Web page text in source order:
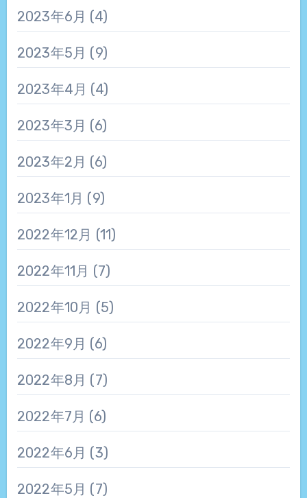
2023年6月 (4)
2023年5月 (9)
2023年4月 (4)
2023年3月 (6)
2023年2月 (6)
2023年1月 (9)
2022年12月 (11)
2022年11月 (7)
2022年10月 (5)
2022年9月 (6)
2022年8月 (7)
2022年7月 (6)
2022年6月 (3)
2022年5月 (7)